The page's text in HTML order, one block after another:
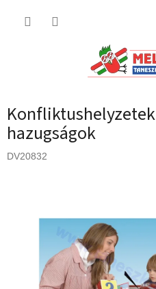
hazugságok
DV20832